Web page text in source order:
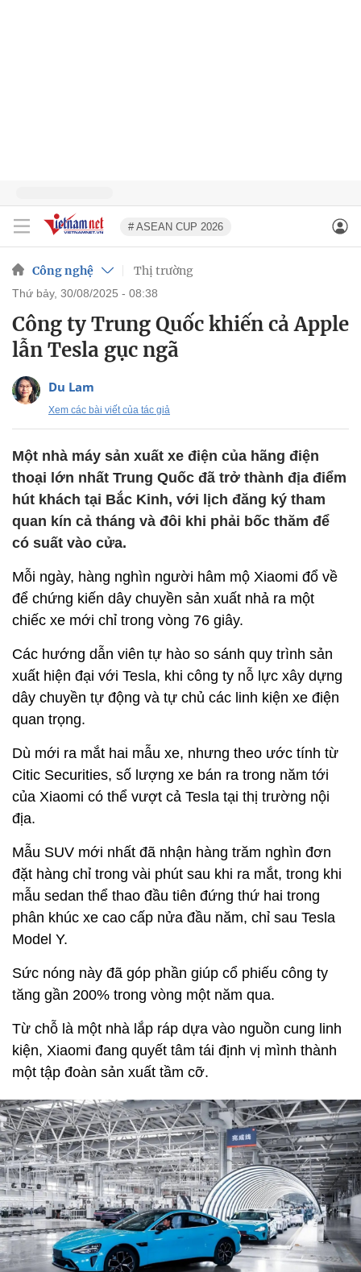
# ASEAN CUP 2026
Công nghệ Thị trường
thứ bảy, 30/08/2025 - 08:38
Công ty Trung Quốc khiến cả Apple
lẫn Tesla gục ngã
Du Lam
Xem các bài viết của tác giả
Một nhà máy sản xuất xe điện của hãng điện
thoại lớn nhất Trung Quốc đã trở thành địa điểm
hút khách tại Bắc Kinh, với lịch đăng ký tham
quan kín cả tháng và đôi khi phải bốc thăm để
có suất vào cửa.
Mỗi ngày, hàng nghìn người hâm mộ Xiaomi đổ về
để chứng kiến dây chuyền sản xuất nhả ra một
chiếc xe mới chỉ trong vòng 76 giây.
Các hướng dẫn viên tự hào so sánh quy trình sản
xuất hiện đại với Tesla, khi công ty nỗ lực xây dựng
dây chuyền tự động và tự chủ các linh kiện xe điện
quan trọng.
Dù mới ra mắt hai mẫu xe, nhưng theo ước tính từ
Citic Securities, số lượng xe bán ra trong năm tới
của Xiaomi có thể vượt cả Tesla tại thị trường nội
địa.
Mẫu SUV mới nhất đã nhận hàng trăm nghìn đơn
đặt hàng chỉ trong vài phút sau khi ra mắt, trong khi
mẫu sedan thể thao đầu tiên đứng thứ hai trong
phân khúc xe cao cấp nửa đầu năm, chỉ sau Tesla
Model Y.
Sức nóng này đã góp phần giúp cổ phiếu công ty
tăng gần 200% trong vòng một năm qua.
Từ chỗ là một nhà lắp ráp dựa vào nguồn cung linh
kiện, Xiaomi đang quyết tâm tái định vị mình thành
một tập đoàn sản xuất tầm cỡ.